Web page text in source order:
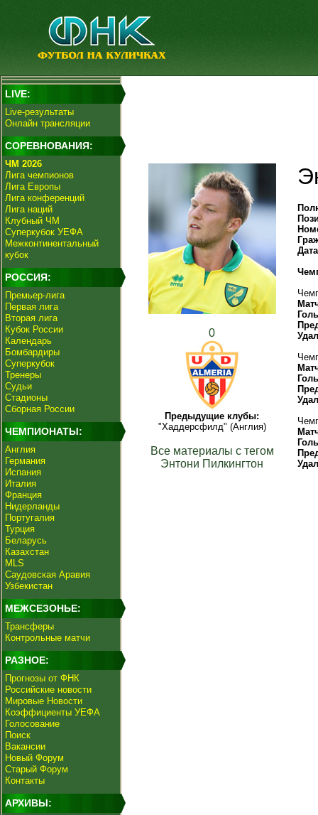
LIVE:
Live-результаты
Онлайн трансляции
СОРЕВНОВАНИЯ:
ЧМ 2026
Лига чемпионов
Лига Европы
Лига конференций
Лига наций
Клубный ЧМ
Суперкубок УЕФА
Межконтинентальный
кубок
РОССИЯ:
Премьер-лига
Первая лига
Вторая лига
Кубок России
Календарь
Бомбардиры
Суперкубок
Тренеры
Судьи
Стадионы
Сборная России
ЧЕМПИОНАТЫ:
Англия
Германия
Испания
Италия
Франция
Нидерланды
Португалия
Турция
Беларусь
Казахстан
MLS
Саудовская Аравия
Узбекистан
МЕЖСЕЗОНЬЕ:
Трансферы
Контрольные матчи
РАЗНОЕ:
Прогнозы от ФНК
Российские новости
Мировые Новости
Коэффициенты УЕФА
Голосование
Поиск
Вакансии
Новый Форум
Старый Форум
Контакты
АРХИВЫ:
0
Предыдущие клубы:
"Хаддерсфилд" (Англия)
Все материалы с тегом
Энтони Пилкингтон